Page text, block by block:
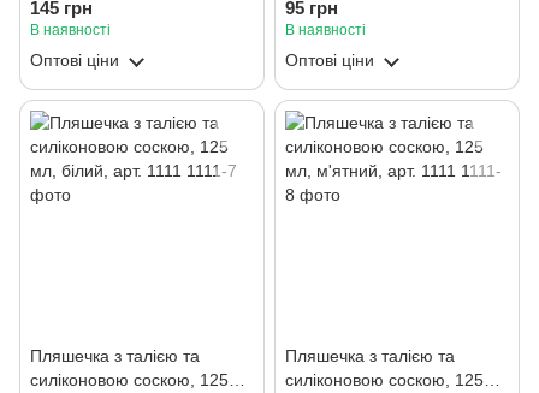
145 грн
В наявності
Оптові ціни
95 грн
В наявності
Оптові ціни
Пляшечка з талією та
силіконовою соскою, 125
Пляшечка з талією та
силіконовою соскою, 125